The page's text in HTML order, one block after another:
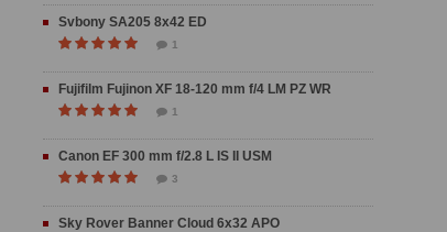
Svbony SA205 8x42 ED
1
Fujifilm Fujinon XF 18-120 mm f/4 LM PZ WR
1
Canon EF 300 mm f/2.8 L IS II USM
3
Sky Rover Banner Cloud 6x32 APO